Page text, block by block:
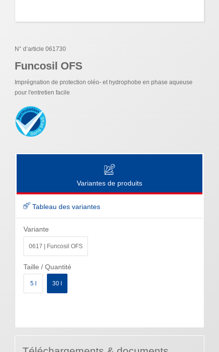
N° d’article 061730
Funcosil OFS
Imprégnation de protection oléo- et hydrophobe en phase aqueuse
pour l'entretien facile
Variantes de produits
Tableau des variantes
Variante
0617 | Funcosil OFS
Taille / Quantité
5 l 30 l